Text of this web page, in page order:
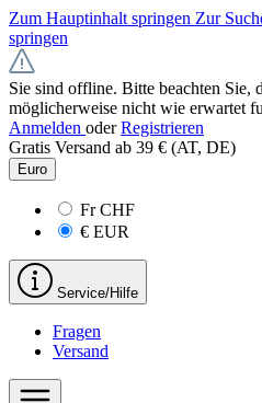
Zum Hauptinhalt springen Zur
springen
Sie sind offline. Bitte beachten Sie,
möglicherweise nicht wie erwartet
Anmelden oder Registrieren
Gratis Versand ab 39 € (AT, DE)
Euro
FrCHF
€ EUR
Service/Hilfe
Fragen
Versand